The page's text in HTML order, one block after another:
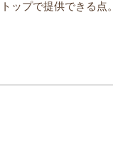
ップで提供できる点。